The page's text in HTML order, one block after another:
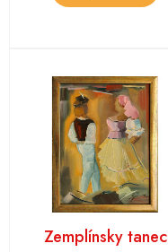
Zemplínsky tanec